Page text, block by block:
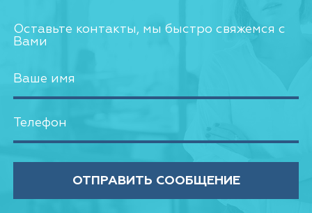
Оставьте контакты, мы быстро свяжемся с
Вами
ОТПРАВИТЬ СООБЩЕНИЕ